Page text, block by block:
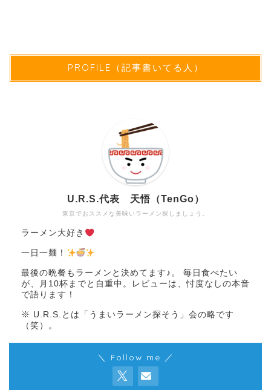
PROFILE（記事書いてる人）
東京でおススメな美味いラーメン探しましょう。
U.R.S.代表 天悟（TenGo）
ラーメン大好き
一日一麺！
最後の晩餐もラーメンと決めてます♪。 毎日食べたい
が、月10杯までと自重中。レビューは、忖度なしの本音
で語ります！
※ U.R.S.とは「うまいラーメン探そう」会の略です
（笑）。
＼ Follow me ／